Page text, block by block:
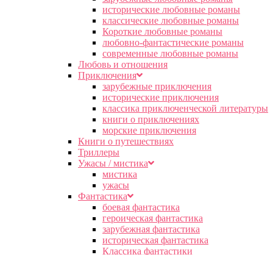
исторические любовные романы
классические любовные романы
Короткие любовные романы
любовно-фантастические романы
современные любовные романы
Любовь и отношения
Приключения
зарубежные приключения
исторические приключения
классика приключенческой литературы
книги о приключениях
морские приключения
Книги о путешествиях
Триллеры
Ужасы / мистика
мистика
ужасы
Фантастика
боевая фантастика
героическая фантастика
зарубежная фантастика
историческая фантастика
Классика фантастики